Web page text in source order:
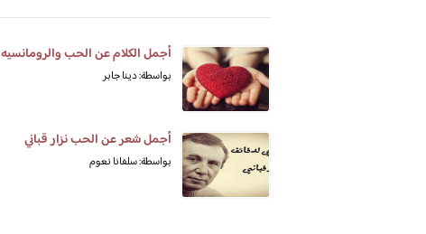
أجمل الكلام عن الحب والرومانسيه
بواسطة: دينا جابر
أجمل شعر عن الحب نزار قباني
بواسطة: سلفانا نعوم